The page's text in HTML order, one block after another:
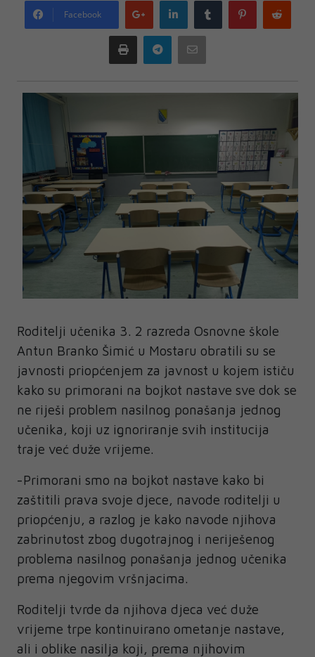
Facebook
Google
plus
LinkedIn Tumblr Pinterest
Print Telegram
Roditelji učenika 3. 2 razreda Osnovne škole
Antun Branko Šimić u Mostaru obratili su se
javnosti priopćenjem za javnost u kojem ističu
kako su primorani na bojkot nastave sve dok se
ne riješi problem nasilnog ponašanja jednog
učenika, koji uz ignoriranje svih institucija
traje već duže vrijeme.
-Primorani smo na bojkot nastave kako bi
zaštitili prava svoje djece, navode roditelji u
priopćenju, a razlog je kako navode njihova
zabrinutost zbog dugotrajnog i neriješenog
problema nasilnog ponašanja jednog učenika
prema njegovim vršnjacima.
Roditelji tvrde da njihova djeca već duže
vrijeme trpe kontinuirano ometanje nastave,
ali i oblike nasilja koji, prema njihovim